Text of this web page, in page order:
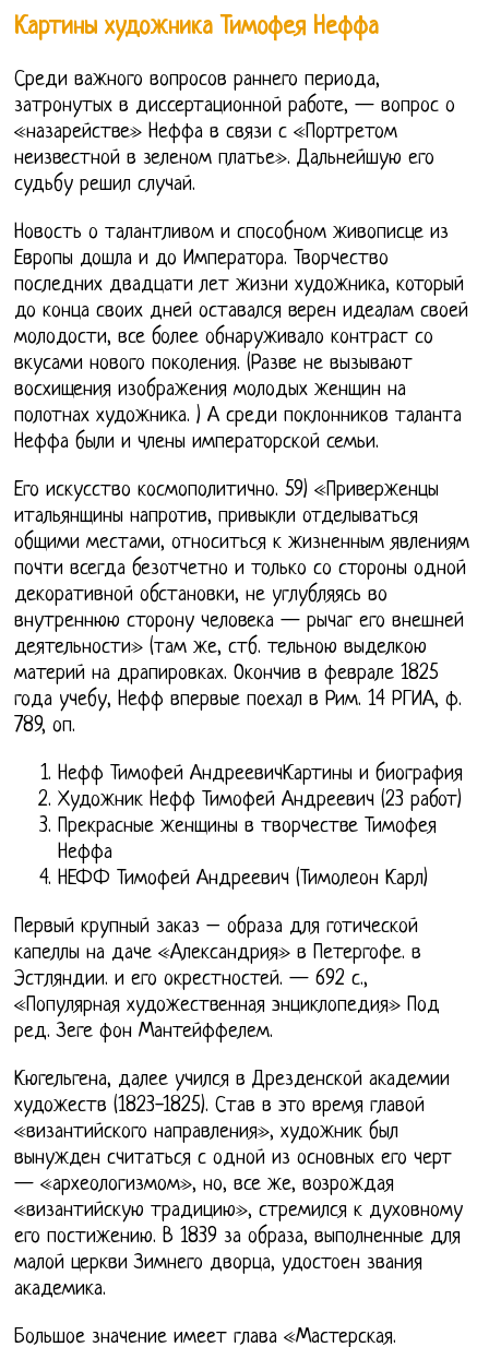
Картины художника Тимофея Неффа
Среди важного вопросов раннего периода,
затронутых в диссертационной работе, — вопрос о
«назарействе» Неффа в связи с «Портретом
неизвестной в зеленом платье». Дальнейшую его
судьбу решил случай.
Новость о талантливом и способном живописце из
Европы дошла и до Императора. Творчество
последних двадцати лет жизни художника, который
до конца своих дней оставался верен идеалам своей
молодости, все более обнаруживало контраст со
вкусами нового поколения. (Разве не вызывают
восхищения изображения молодых женщин на
полотнах художника. ) А среди поклонников таланта
Неффа были и члены императорской семьи.
Его искусство космополитично. 59) «Приверженцы
итальянщины напротив, привыкли отделываться
общими местами, относиться к жизненным явлениям
почти всегда безотчетно и только со стороны одной
декоративной обстановки, не углубляясь во
внутреннюю сторону человека — рычаг его внешней
деятельности» (там же, стб. тельною выделкою
материй на драпировках. Окончив в феврале 1825
года учебу, Нефф впервые поехал в Рим. 14 РГИА, ф.
789, оп.
Нефф Тимофей АндреевичКартины и биография
Художник Нефф Тимофей Андреевич (23 работ)
Прекрасные женщины в творчестве Тимофея
Неффа
НЕФФ Тимофей Андреевич (Тимолеон Карл)
Первый крупный заказ – образа для готической
капеллы на даче «Александрия» в Петергофе. в
Эстляндии. и его окрестностей. — 692 с.,
«Популярная художественная энциклопедия» Под
ред. Зеге фон Мантейффелем.
Кюгельгена, далее учился в Дрезденской академии
художеств (1823-1825). Став в это время главой
«византийского направления», художник был
вынужден считаться с одной из основных его черт
— «археологизмом», но, все же, возрождая
«византийскую традицию», стремился к духовному
его постижению. В 1839 за образа, выполненные для
малой церкви Зимнего дворца, удостоен звания
академика.
Большое значение имеет глава «Мастерская.